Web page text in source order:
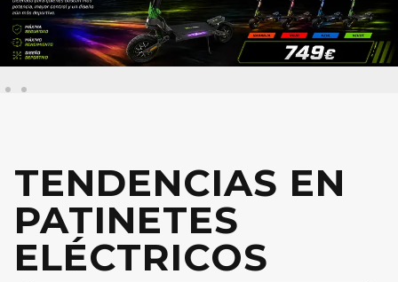
TENDENCIAS EN
PATINETES
ELÉCTRICOS